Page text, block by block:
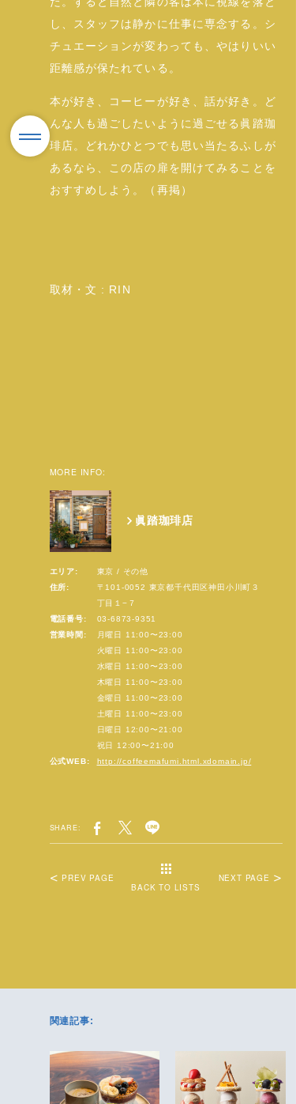
し、スタッフは静かに仕事に専念する。シ
チュエーションが変わっても、やはりいい
距離感が保たれている。
本が好き、コーヒーが好き、話が好き。ど
んな人も過ごしたいように過ごせる眞踏珈
琲店。どれかひとつでも思い当たるふしが
あるなら、この店の扉を開けてみることを
おすすめしよう。（再掲）
取材・文 : RIN
MORE INFO:
眞踏珈琲店
エリア:
東京 / その他
住所:
〒101-0052 東京都千代田区神田小川町３
丁目１−７
電話番号:
03-6873-9351
営業時間:
月曜日 11:00〜23:00
火曜日 11:00〜23:00
水曜日 11:00〜23:00
木曜日 11:00〜23:00
金曜日 11:00〜23:00
土曜日 11:00〜23:00
日曜日 12:00〜21:00
祝日 12:00〜21:00
公式WEB:
http://coffeemafumi.html.xdomain.jp/
SHARE:
BACK TO LISTS
PREV PAGE NEXT PAGE
関連記事: